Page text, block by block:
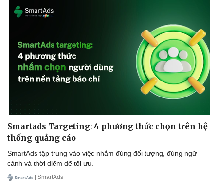
Smartads Targeting: 4 phương thức chọn trên hệ
thống quảng cáo
SmartAds tập trung vào việc nhắm đúng đối tượng, đúng ngữ
cảnh và thời điểm để tối ưu.
| SmartAds